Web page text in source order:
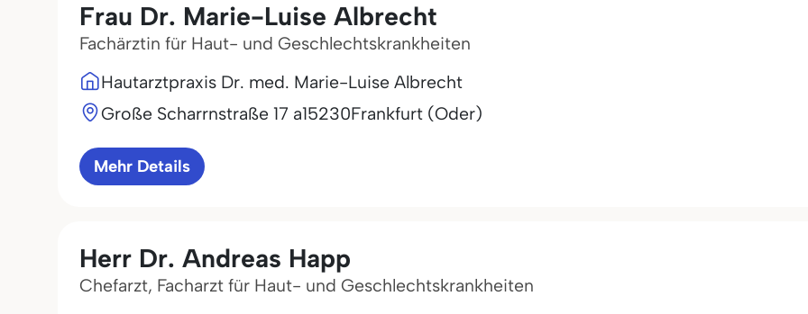
Frau Dr. Marie-Luise Albrecht
Fachärztin für Haut- und Geschlechtskrankheiten
Hautarztpraxis Dr. med. Marie-Luise Albrecht
Große Scharrnstraße 17 a15230Frankfurt (Oder)
Mehr Details
Herr Dr. Andreas Happ
Chefarzt, Facharzt für Haut- und Geschlechtskrankheiten